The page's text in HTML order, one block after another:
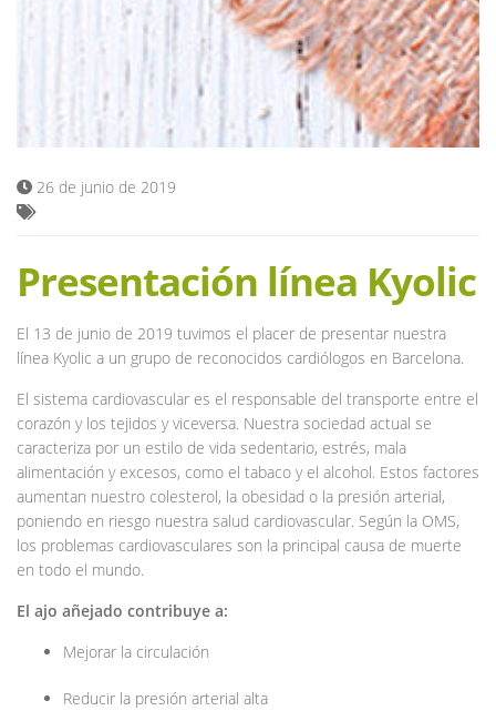
26 de junio de 2019
Presentación línea Kyolic
El 13 de junio de 2019 tuvimos el placer de presentar nuestra
línea Kyolic a un grupo de reconocidos cardiólogos en Barcelona.
El sistema cardiovascular es el responsable del transporte entre el
corazón y los tejidos y viceversa. Nuestra sociedad actual se
caracteriza por un estilo de vida sedentario, estrés, mala
alimentación y excesos, como el tabaco y el alcohol. Estos factores
aumentan nuestro colesterol, la obesidad o la presión arterial,
poniendo en riesgo nuestra salud cardiovascular. Según la OMS,
los problemas cardiovasculares son la principal causa de muerte
en todo el mundo.
El ajo añejado contribuye a:
Mejorar la circulación
Reducir la presión arterial alta